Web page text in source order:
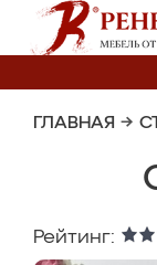
ГЛАВНАЯ →
Рейтинг: